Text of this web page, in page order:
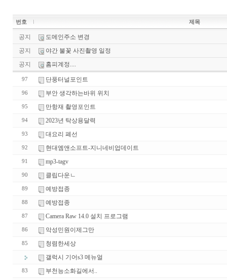
번호 제목
공지
도메인주소 변경
공지
야간 불꽃 사진촬영 일정
공지
홈피계정....
97 단풍터널포인트
96 부안 생각하는바위 위치
95 만항재 촬영포인트
94 2023년 탁상용달력
93 대요리 폐선
92 현대엠앤소프트-지니네비업데이트
91 mp3-tagv
90 클립다운ㄴ
89 예방접종
88 예방접종
87 Camera Raw 14.0 설치 프로그램
86 악성민원이제그만
85
청렴한세상
갤럭시 기어s3 메뉴얼
83 부천능소화길에서..